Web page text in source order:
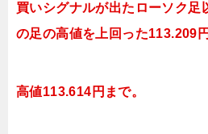
買いシグナルが出たローソク足
の足の高値を上回った113.209
高値113.614円まで。